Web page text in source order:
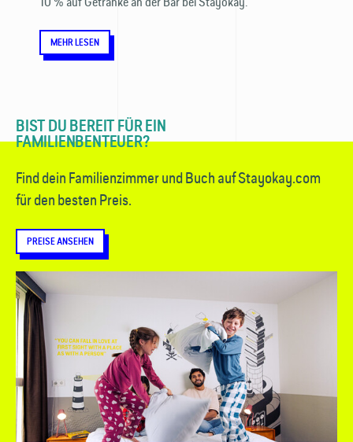
MEHR LESEN
BIST DU BEREIT FÜR EIN
FAMILIENBENTEUER?
Find dein Familienzimmer und Buch auf Stayokay.com
für den besten Preis.
PREISE ANSEHEN